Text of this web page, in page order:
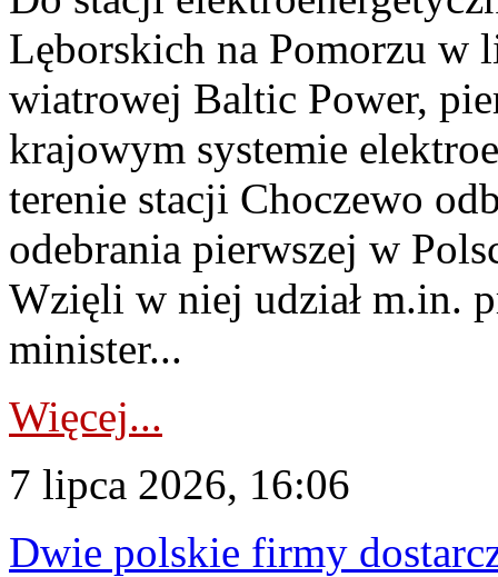
Lęborskich na Pomorzu w
wiatrowej Baltic Power,
krajowym systemie
terenie stacji Choczewo
odebrania pierwszej w
Wzięli w niej udział m.in.
minister...
Więcej...
7 lipca 2026, 16:06
Dwie polskie firmy